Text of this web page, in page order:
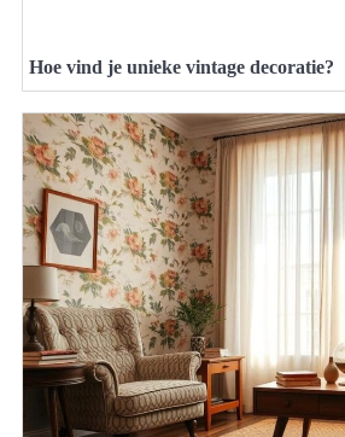
Hoe vind je unieke vintage decoratie?